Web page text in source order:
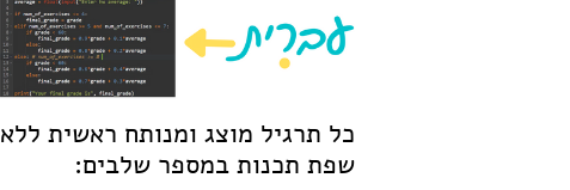
כל תרגיל מוצג ומנותח ראשית ללא
שפת תכנות במספר שלבים: